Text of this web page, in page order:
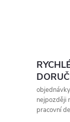
nejpozději
pracovní